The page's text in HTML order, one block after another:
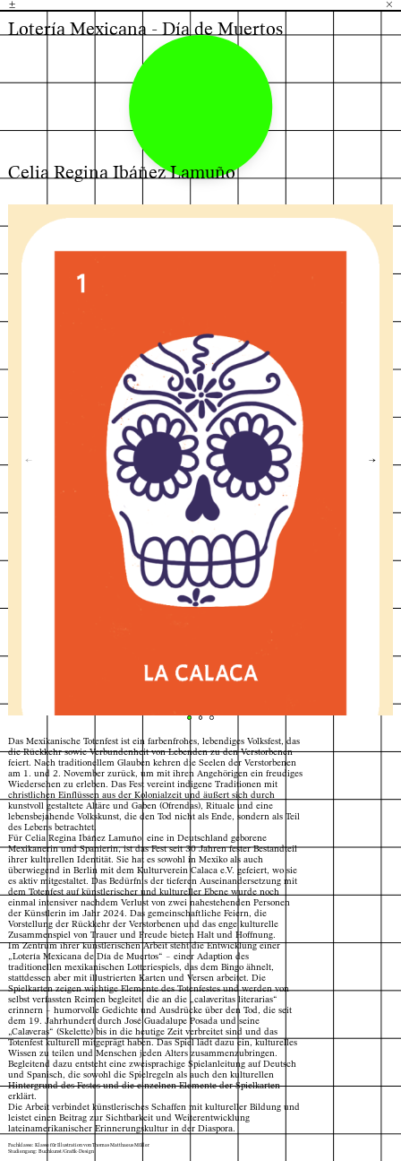
± ×
Lotería Mexicana - Día de Muertos
Celia Regina Ibáñez Lamuño
"La calaca" - Carta de Lotería Mexicana de Día de
Muertos No. 1, 2025
© Celia Ibáñez Lamuño
→
←
Das Mexikanische Totenfest ist ein farbenfrohes, lebendiges Volksfest, das
die Rückkehr sowie Verbundenheit von Lebenden zu den Verstorbenen
feiert. Nach traditionellem Glauben kehren die Seelen der Verstorbenen
am 1. und 2. November zurück, um mit ihren Angehörigen ein freudiges
Wiedersehen zu erleben. Das Fest vereint indigene Traditionen mit
christlichen Einflüssen aus der Kolonialzeit und äußert sich durch
kunstvoll gestaltete Altäre und Gaben (Ofrendas), Rituale und eine
lebensbejahende Volkskunst, die den Tod nicht als Ende, sondern als Teil
des Lebens betrachtet.
Für Celia Regina Ibáñez Lamuño, eine in Deutschland geborene
Mexikanerin und Spanierin, ist das Fest seit 30 Jahren fester Bestandteil
ihrer kulturellen Identität. Sie hat es sowohl in Mexiko als auch
überwiegend in Berlin mit dem Kulturverein Calaca e.V. gefeiert, wo sie
es aktiv mitgestaltet. Das Bedürfnis der tieferen Auseinandersetzung mit
dem Totenfest auf künstlerischer und kultureller Ebene wurde noch
einmal intensiver nachdem Verlust von zwei nahestehenden Personen
der Künstlerin im Jahr 2024. Das gemeinschaftliche Feiern, die
Vorstellung der Rückkehr der Verstorbenen und das enge kulturelle
Zusammenspiel von Trauer und Freude bieten Halt und Hoffnung.
Im Zentrum ihrer künstlerischen Arbeit steht die Entwicklung einer
„Lotería Mexicana de Día de Muertos“ – einer Adaption des
traditionellen mexikanischen Lotteriespiels, das dem Bingo ähnelt,
stattdessen aber mit illustrierten Karten und Versen arbeitet. Die
Spielkarten zeigen wichtige Elemente des Totenfestes und werden von
selbst verfassten Reimen begleitet, die an die „calaveritas literarias“
erinnern – humorvolle Gedichte und Ausdrücke über den Tod, die seit
dem 19. Jahrhundert durch José Guadalupe Posada und seine
„Calaveras“ (Skelette) bis in die heutige Zeit verbreitet sind und das
Totenfest kulturell mitgeprägt haben. Das Spiel lädt dazu ein, kulturelles
Wissen zu teilen und Menschen jeden Alters zusammenzubringen.
Begleitend dazu entsteht eine zweisprachige Spielanleitung auf Deutsch
und Spanisch, die sowohl die Spielregeln als auch den kulturellen
Hintergrund des Festes und die einzelnen Elemente der Spielkarten
erklärt.
Die Arbeit verbindet künstlerisches Schaffen mit kultureller Bildung und
leistet einen Beitrag zur Sichtbarkeit und Weiterentwicklung
lateinamerikanischer Erinnerungskultur in der Diaspora.
Fachklasse: Klasse für Illustration von Thomas Matthaeus Müller
Studiengang: Buchkunst/Grafik-Design
H B
Index Karte